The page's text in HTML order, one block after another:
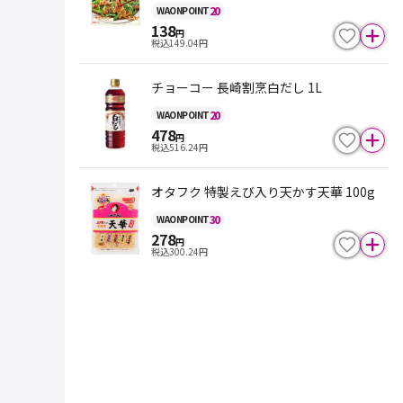
WAONPOINT20
138円
税込149.04円
チョーコー 長崎割烹白だし 1L
WAONPOINT20
478円
税込516.24円
オタフク 特製えび入り天かす天華 100g
WAONPOINT30
278円
税込300.24円